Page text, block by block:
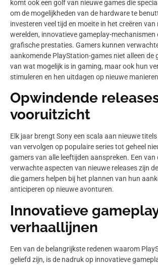
komt ook een golf van nieuwe games die
om de mogelijkheden van de hardware te
investeren veel tijd en moeite in het creëren van
werelden, innovatieve gameplay-mechanismen
grafische prestaties. Gamers kunnen
aankomende PlayStation-games niet alleen de
van wat mogelijk is in gaming, maar ook hun
stimuleren en hen uitdagen op nieuwe
Opwindende
vooruitzicht
Elk jaar brengt Sony een scala aan nieuwe
van vervolgen op populaire series tot geheel
gamers van alle leeftijden aanspreken. Een van
verwachte aspecten van nieuwe releases zijn
die gamers helpen bij het plannen van hun
anticiperen op nieuwe avonturen.
Innovatieve
verhaallijnen
Een van de belangrijkste redenen waarom
geliefd zijn, is de nadruk op innovatieve